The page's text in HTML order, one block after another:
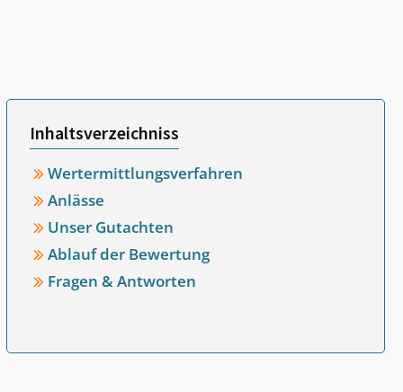
Inhaltsverzeichniss
Wertermittlungsverfahren
Anlässe
Unser Gutachten
Ablauf der Bewertung
Fragen & Antworten